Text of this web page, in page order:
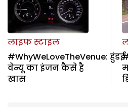
लाइफ स्टाइल
#WhyWeLoveTheVenue: हुंडई
वेन्यू का इंजन कैसे है
खास